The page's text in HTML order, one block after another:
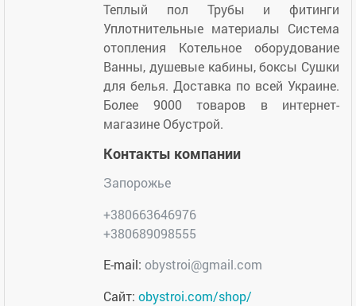
Теплый пол Трубы и фитинги
Уплотнительные материалы Система
отопления Котельное оборудование
Ванны, душевые кабины, боксы Сушки
для белья. Доставка по всей Украине.
Более 9000 товаров в интернет-
магазине Обустрой.
Контакты компании
Запорожье
+380663646976
+380689098555
E-mail: obystroi@gmail.com
Сайт: obystroi.com/shop/